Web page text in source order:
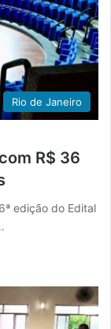
Rio de Janeiro
R$ 36
edição do Edital